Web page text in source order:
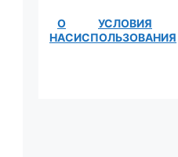
О
НАС
УСЛОВИЯ
ИСПОЛЬЗОВАНИЯ